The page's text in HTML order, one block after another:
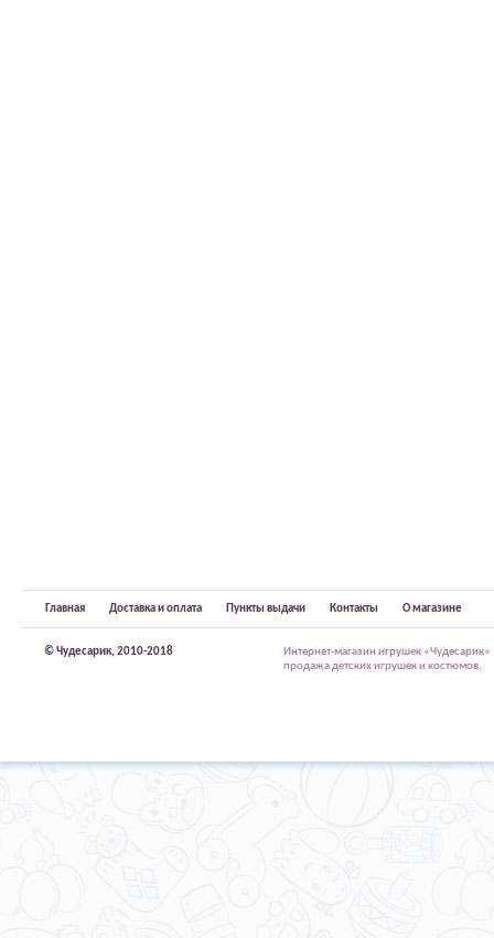
Главная Доставка и оплата Пункты выдачи Контакты О магазине
© Чудесарик, 2010-2018
Интернет-магазин игрушек
продажа детских игрушек и костюмов.